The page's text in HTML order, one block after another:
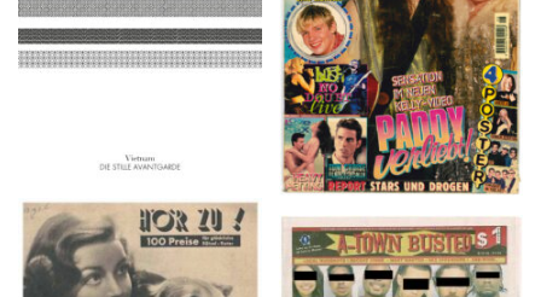
HÖR ZU! – 1949,
A-TOWN BUSTED –